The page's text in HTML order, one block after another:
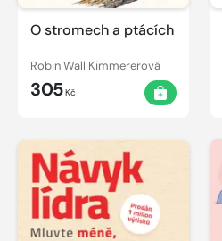
O stromech a ptácích
Robin Wall Kimmererová
305Kč